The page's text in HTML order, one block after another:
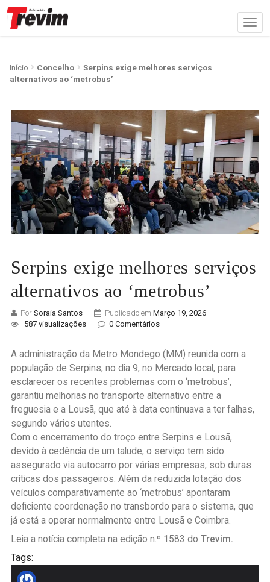
Início Concelho
Serpins exige melhores serviços
alternativos ao ‘metrobus’
Serpins exige melhores serviços
alternativos ao ‘metrobus’
Por Soraia Santos Publicado em Março 19, 2026
587 visualizações
0 Comentários
A administração da Metro Mondego (MM) reunida com a
população de Serpins, no dia 9, no Mercado local, para
esclarecer os recentes problemas com o ‘metrobus’,
garantiu melhorias no transporte alternativo entre a
freguesia e a Lousã, que até à data continuava a ter falhas,
segundo vários utentes.
Com o encerramento do troço entre Serpins e Lousã,
devido à cedência de um talude, o serviço tem sido
assegurado via autocarro por várias empresas, sob duras
críticas dos passageiros. Além da reduzida lotação dos
veículos comparativamente ao ‘metrobus’ apontaram
deficiente coordenação no transbordo para o sistema, que
já está a operar normalmente entre Lousã e Coimbra.
Leia a notícia completa na edição n.º 1583 do Trevim.
Tags: